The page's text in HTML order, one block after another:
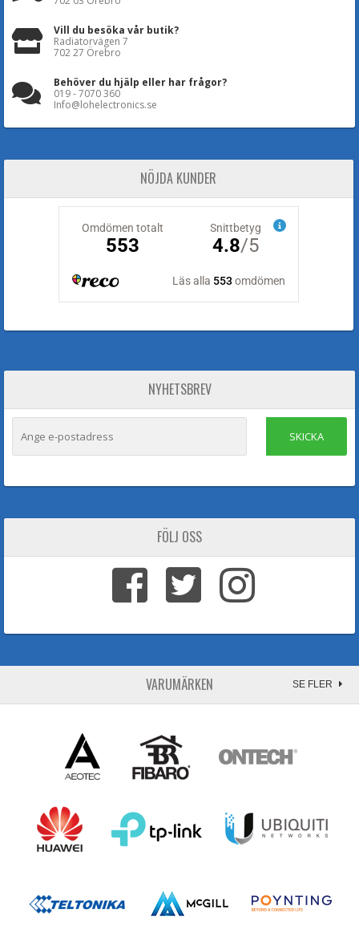
Vill du besöka vår butik?
Radiatorvägen 7
702 27 Örebro
Behöver du hjälp eller har frågor?
019 - 7070 360
Info@lohelectronics.se
NÖJDA KUNDER
NYHETSBREV
SKICKA
FÖLJ OSS
VARUMÄRKEN SE FLER